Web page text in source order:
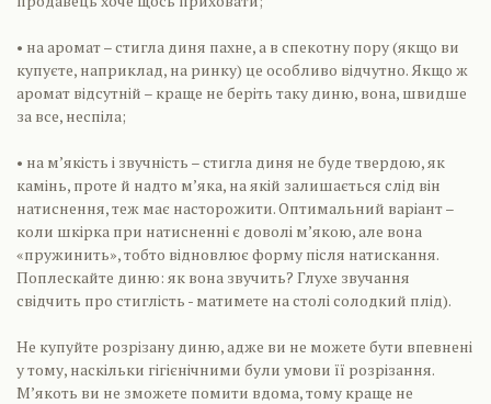
• на аромат – стигла диня пахне, а в спекотну пору (якщо ви
купуєте, наприклад, на ринку) це особливо відчутно. Якщо ж
аромат відсутній – краще не беріть таку диню, вона, швидше
за все, неспіла;
• на м’якість і звучність – стигла диня не буде твердою, як
камінь, проте й надто м’яка, на якій залишається слід він
натиснення, теж має насторожити. Оптимальний варіант –
коли шкірка при натисненні є доволі м’якою, але вона
«пружинить», тобто відновлює форму після натискання.
Поплескайте диню: як вона звучить? Глухе звучання
свідчить про стиглість - матимете на столі солодкий плід).
Не купуйте розрізану диню, адже ви не можете бути впевнені
у тому, наскільки гігієнічними були умови її розрізання.
М’якоть ви не зможете помити вдома, тому краще не